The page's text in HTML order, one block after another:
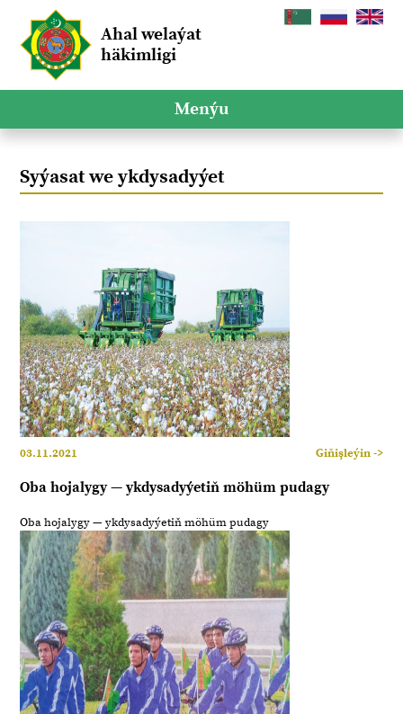
Ahal welaýat
häkimligi
Menýu
Syýasat we ykdysadyýet
03.11.2021 Giňişleýin ->
Oba hojalygy — ykdysadyýetiň möhüm pudagy
Oba hojalygy — ykdysadyýetiň möhüm pudagy